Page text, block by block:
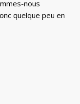
nous
quelque peu en